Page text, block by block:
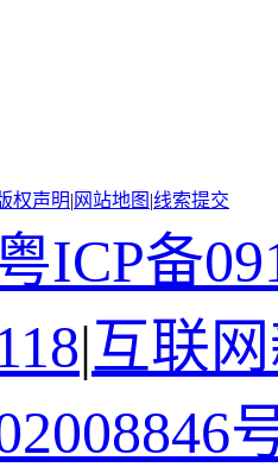
权声明| 网站地图 |线索提交
ICP备
|互联